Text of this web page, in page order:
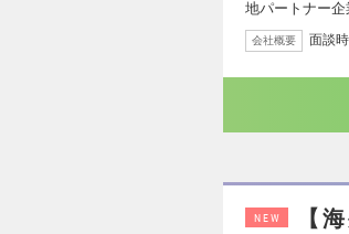
地パートナー
会社概要 面談
NEW
【